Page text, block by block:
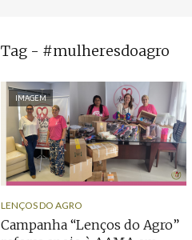
Tag - #mulheresdoagro
IMAGEM
LENÇOS DO AGRO
Campanha “Lenços do Agro”